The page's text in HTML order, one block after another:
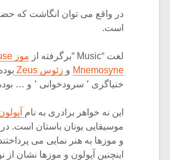
است.
لغت “Music “برگرفته از موز Muse
Mnemosyne و زئوس Zeus
خنیاگری ٬ سرودخوانی ٬ و … بوده است.
این نه خواهر برادری به نام
موسیقایی یونان باستان است.
و موزها به هنر نمایی می
اینچنین آپولون و موزها نشان